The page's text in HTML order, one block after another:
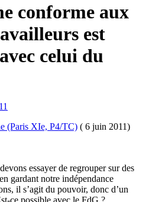
conforme aux
est
celui du
(Paris XIe, P4/TC) ( 6 juin 2011)
essayer de regrouper sur des
gardant notre indépendance
il s’agit du pouvoir, donc d’un